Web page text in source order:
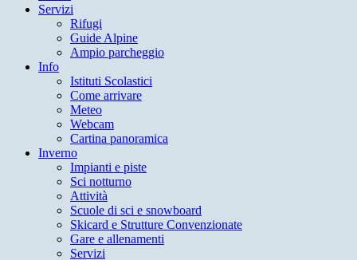
Servizi
Rifugi
Guide Alpine
Ampio parcheggio
Info
Istituti Scolastici
Come arrivare
Meteo
Webcam
Cartina panoramica
Inverno
Impianti e piste
Sci notturno
Attività
Scuole di sci e snowboard
Skicard e Strutture Convenzionate
Gare e allenamenti
Servizi